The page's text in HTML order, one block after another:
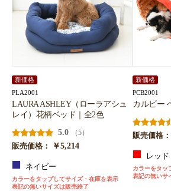
新価格
PLA2001
LAURA ASHLEY（ローラアシュ
レイ）花柄ベッド｜全2色
5.0
（5）
販売価格：
￥5,214
ネイビー
カラーをタップしてサイズ・在庫を表示
表記の無いサイズは販売終了
新価格
PCB2001
カルビー
販売価格：
レッド
カラーをタッ
表記の無いサ